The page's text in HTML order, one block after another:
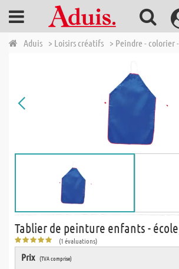
Aduis > Loisirs créatifs > Peindre - colorier
Tablier de peinture enfants -
(1 évaluations)
Prix (TVA comprise)